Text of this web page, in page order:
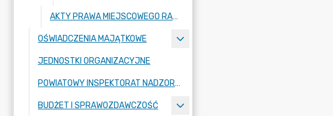
AKTY PRAWA MIEJSCOWEGO RADY POWIATU ZGORZELECKIEGO
OŚWIADCZENIA MAJĄTKOWE
JEDNOSTKI ORGANIZACYJNE
POWIATOWY INSPEKTORAT NADZORU BUDOWLANEGO
BUDŻET I SPRAWOZDAWCZOŚĆ